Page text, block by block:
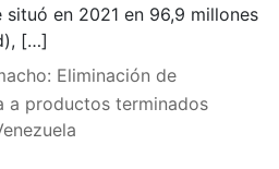
situó en 2021 en 96,9 millones
[…]
Eliminación de
a productos terminados